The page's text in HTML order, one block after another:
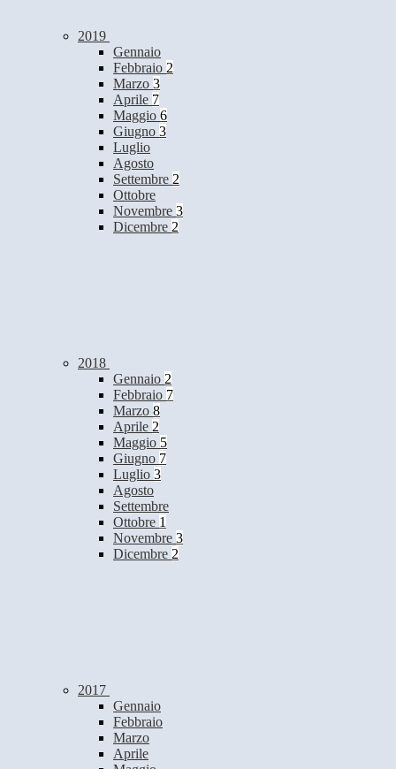
2019
Gennaio
Febbraio 2
Marzo 3
Aprile 7
Maggio 6
Giugno 3
Luglio
Agosto
Settembre 2
Ottobre
Novembre 3
Dicembre 2
2018
Gennaio 2
Febbraio 7
Marzo 8
Aprile 2
Maggio 5
Giugno 7
Luglio 3
Agosto
Settembre
Ottobre 1
Novembre 3
Dicembre 2
2017
Gennaio
Febbraio
Marzo
Aprile